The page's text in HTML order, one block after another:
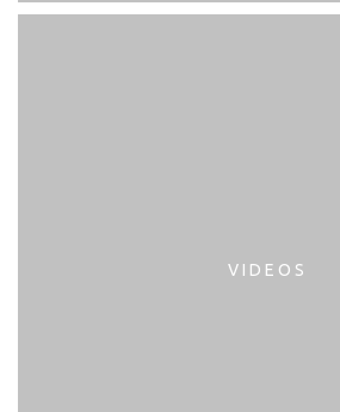
VIDEOS